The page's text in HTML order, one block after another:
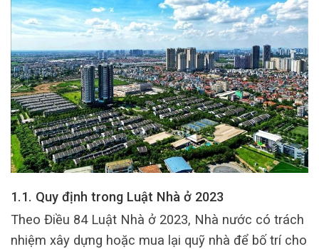
1.1. Quy định trong Luật Nhà ở 2023
Theo Điều 84 Luật Nhà ở 2023, Nhà nước có trách
nhiệm xây dựng hoặc mua lại quỹ nhà để bố trí cho